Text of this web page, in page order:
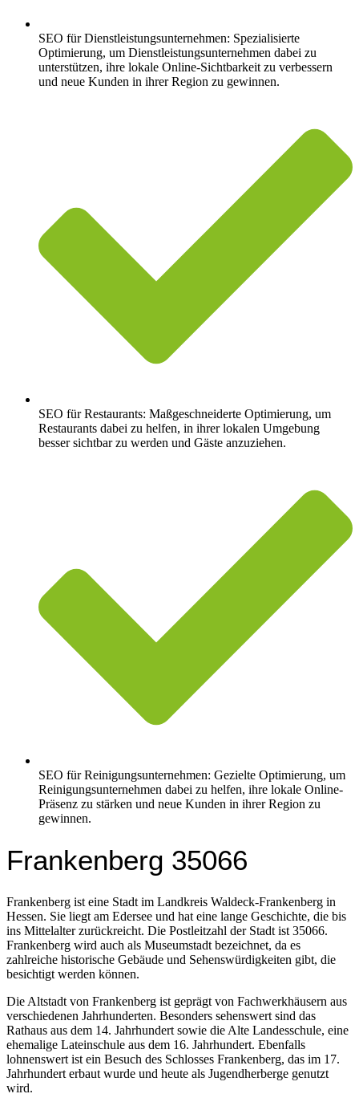
SEO für Dienstleistungsunternehmen: Spezialisierte
Optimierung, um Dienstleistungsunternehmen dabei zu
unterstützen, ihre lokale Online-Sichtbarkeit zu verbessern
und neue Kunden in ihrer Region zu gewinnen.
SEO für Restaurants: Maßgeschneiderte Optimierung, um
Restaurants dabei zu helfen, in ihrer lokalen Umgebung
besser sichtbar zu werden und Gäste anzuziehen.
SEO für Reinigungsunternehmen: Gezielte Optimierung, um
Reinigungsunternehmen dabei zu helfen, ihre lokale Online-
Präsenz zu stärken und neue Kunden in ihrer Region zu
gewinnen.
Frankenberg 35066
Frankenberg ist eine Stadt im Landkreis Waldeck-Frankenberg in
Hessen. Sie liegt am Edersee und hat eine lange Geschichte, die bis
ins Mittelalter zurückreicht. Die Postleitzahl der Stadt ist 35066.
Frankenberg wird auch als Museumstadt bezeichnet, da es
zahlreiche historische Gebäude und Sehenswürdigkeiten gibt, die
besichtigt werden können.
Die Altstadt von Frankenberg ist geprägt von Fachwerkhäusern aus
verschiedenen Jahrhunderten. Besonders sehenswert sind das
Rathaus aus dem 14. Jahrhundert sowie die Alte Landesschule, eine
ehemalige Lateinschule aus dem 16. Jahrhundert. Ebenfalls
lohnenswert ist ein Besuch des Schlosses Frankenberg, das im 17.
Jahrhundert erbaut wurde und heute als Jugendherberge genutzt
wird.